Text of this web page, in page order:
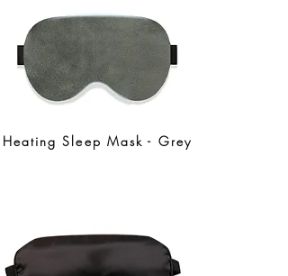
Heating Sleep Mask - Grey